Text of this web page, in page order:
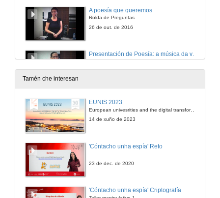
A poesía que queremos
Rolda de Preguntas
26 de out. de 2016
Presentación de Poesía: a música da vida
2 de nov. de 2016
Intervención de Fran Alonso
Poesía: a música da vida
Rolda de Preguntas
Presentación de Músicas agochadas
Música e poesía dende a primeira infancia
Tamén che interesan
EUNIS 2023
European univesrities and the digital transformation: challenges and opportunities ahead
14 de xuño de 2023
'Cóntacho unha espía' Reto
23 de dec. de 2020
'Cóntacho unha espía' Criptografía